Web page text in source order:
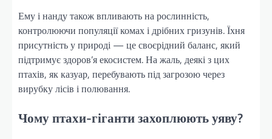
Ему і нанду також впливають на рослинність,
контролюючи популяції комах і дрібних гризунів. Їхня
присутність у природі — це своєрідний баланс, який
підтримує здоров’я екосистем. На жаль, деякі з цих
птахів, як казуар, перебувають під загрозою через
вирубку лісів і полювання.
Чому птахи-гіганти захоплюють уяву?